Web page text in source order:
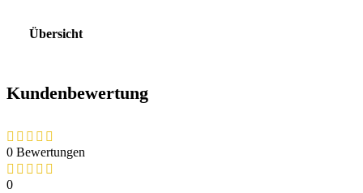
Übersicht
Kundenbewertung
0 Bewertungen
0